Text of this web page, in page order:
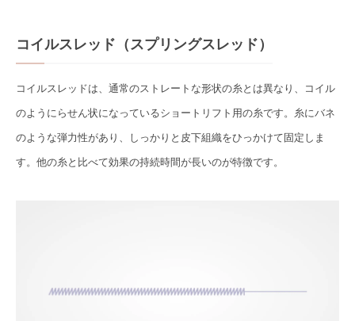
コイルスレッド（スプリングスレッド）
コイルスレッドは、通常のストレートな形状の糸とは異なり、コイル
のようにらせん状になっているショートリフト用の糸です。糸にバネ
のような弾力性があり、しっかりと皮下組織をひっかけて固定しま
す。他の糸と比べて効果の持続時間が長いのが特徴です。